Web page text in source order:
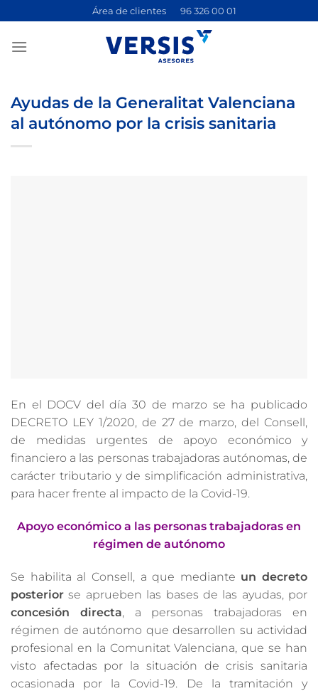
contenido
Área de clientes 96 326 00 01
Ayudas de la Generalitat Valenciana
al autónomo por la crisis sanitaria
En el DOCV del día 30 de marzo se ha publicado
DECRETO LEY 1/2020, de 27 de marzo, del Consell,
de medidas urgentes de apoyo económico y
financiero a las personas trabajadoras autónomas, de
carácter tributario y de simplificación administrativa,
para hacer frente al impacto de la Covid-19.
Apoyo económico a las personas trabajadoras en
régimen de autónomo
Se habilita al Consell, a que mediante un decreto
posterior se aprueben las bases de las ayudas, por
concesión directa, a personas trabajadoras en
régimen de autónomo que desarrollen su actividad
profesional en la Comunitat Valenciana, que se han
visto afectadas por la situación de crisis sanitaria
ocasionada por la Covid-19. De la tramitación y